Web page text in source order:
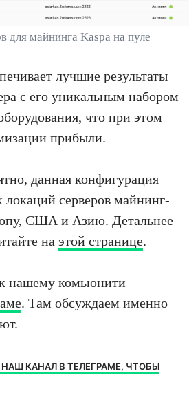
для майнинга Kaspa на пуле
лучшие результаты
с его уникальным набором
что при этом
прибыли.
данная конфигурация
локаций серверов майнинг-
США и Азию. Детальнее
на этой странице.
нашему комьюнити
. Там обсуждаем именно
КАНАЛ В ТЕЛЕГРАМЕ, ЧТОБЫ